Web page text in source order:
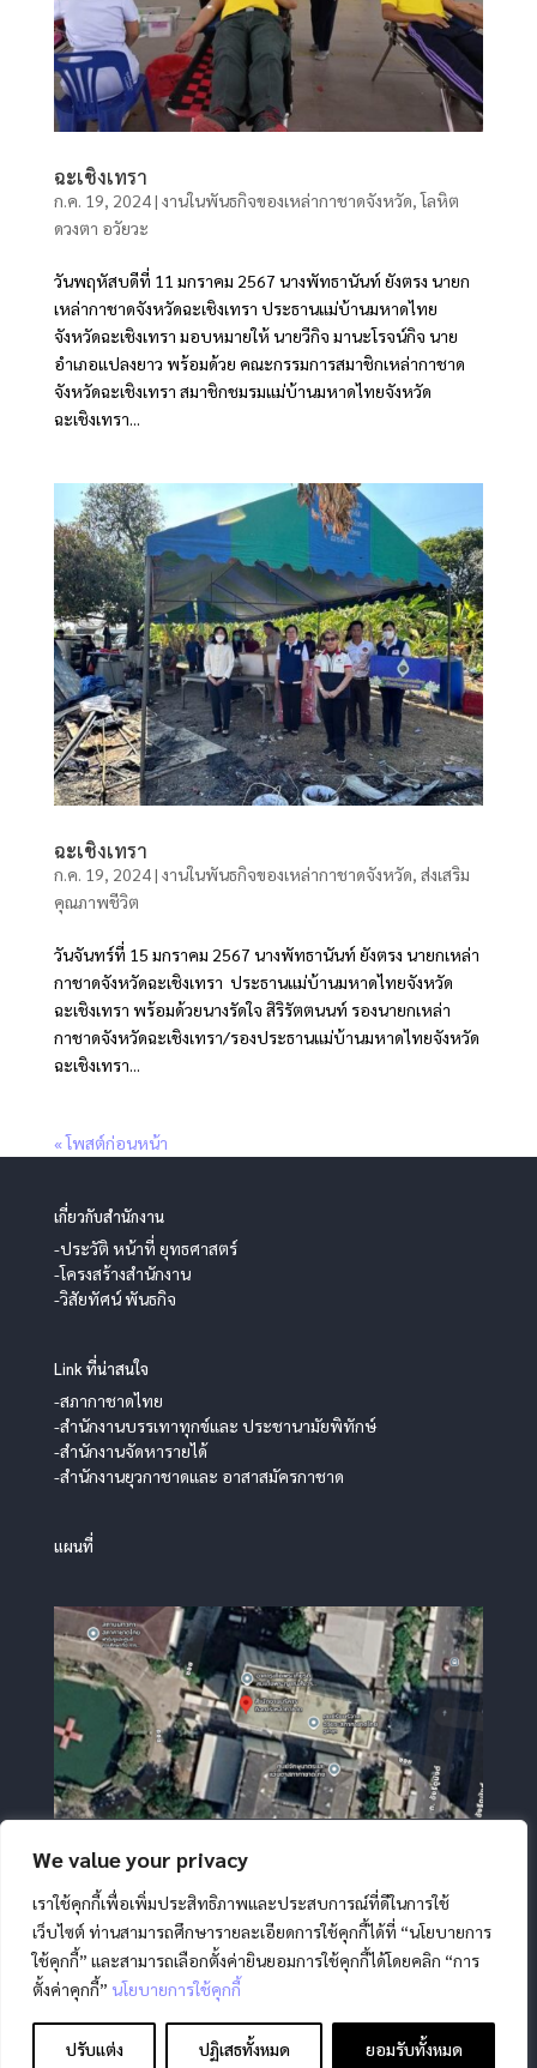
We value your privacy
เราใช้คุกกี้เพื่อเพิ่มประสิทธิภาพและประสบการณ์ที่ดีในการใช้
เว็บไซต์ ท่านสามารถศึกษารายละเอียดการใช้คุกกี้ได้ที่ “นโยบายการ
ใช้คุกกี้” และสามารถเลือกตั้งค่ายินยอมการใช้คุกกี้ได้โดยคลิก “การ
ตั้งค่าคุกกี้” นโยบายการใช้คุกกี้
ปรับแต่ง ปฏิเสธทั้งหมด ยอมรับทั้งหมด
ฉะเชิงเทรา
ก.ค. 19, 2024| งานในพันธกิจของเหล่ากาชาดจังหวัด,โลหิต
ดวงตา อวัยวะ
วันพฤหัสบดีที่ 11 มกราคม 2567 นางพัทธานันท์ ยังตรง นายก
เหล่ากาชาดจังหวัดฉะเชิงเทรา ประธานแม่บ้านมหาดไทย
จังหวัดฉะเชิงเทรา มอบหมายให้ นายวีกิจ มานะโรจน์กิจ นาย
อำเภอแปลงยาว พร้อมด้วย คณะกรรมการสมาชิกเหล่ากาชาด
จังหวัดฉะเชิงเทรา สมาชิกชมรมแม่บ้านมหาดไทยจังหวัด
ฉะเชิงเทรา...
ฉะเชิงเทรา
ก.ค. 19, 2024| งานในพันธกิจของเหล่ากาชาดจังหวัด, ส่งเสริม
คุณภาพชีวิต
วันจันทร์ที่ 15 มกราคม 2567 นางพัทธานันท์ ยังตรง นายกเหล่า
กาชาดจังหวัดฉะเชิงเทรา ประธานแม่บ้านมหาดไทยจังหวัด
ฉะเชิงเทรา พร้อมด้วยนางรัดใจ สิริรัตตนนท์ รองนายกเหล่า
กาชาดจังหวัดฉะเชิงเทรา/รองประธานแม่บ้านมหาดไทยจังหวัด
ฉะเชิงเทรา...
« โพสต์ก่อนหน้า
เกี่ยวกับสำนักงาน
-ประวัติ หน้าที่ ยุทธศาสตร์
-โครงสร้างสำนักงาน
-วิสัยทัศน์ พันธกิจ
Link ที่น่าสนใจ
-สภากาชาดไทย
-สำนักงานบรรเทาทุกข์และ ประชานามัยพิทักษ์
-สำนักงานจัดหารายได้
-สำนักงานยุวกาชาดและ อาสาสมัครกาชาด
แผนที่
ส่วนบุคคล
นโยบายคุกกี้ |ข้อตกลงการใช้งาน | มาตรการ